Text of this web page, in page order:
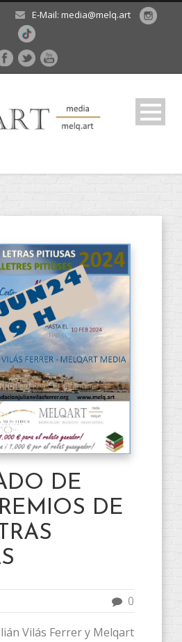
E-Mail: media@melq.art
DE
DE
0
Vilás Ferrer y Melqart